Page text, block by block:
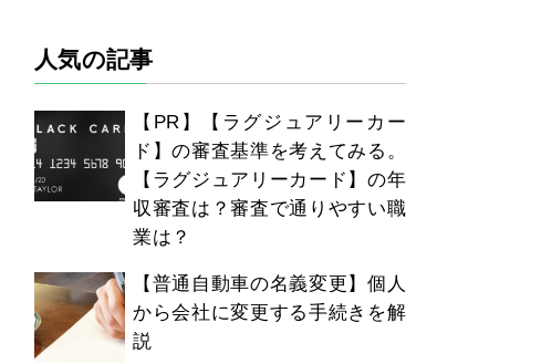
人気の記事
【PR】【ラグジュアリーカー
ド】の審査基準を考えてみる。
【ラグジュアリーカード】の年
収審査は？審査で通りやすい職
業は？
【普通自動車の名義変更】個人
から会社に変更する手続きを解
説